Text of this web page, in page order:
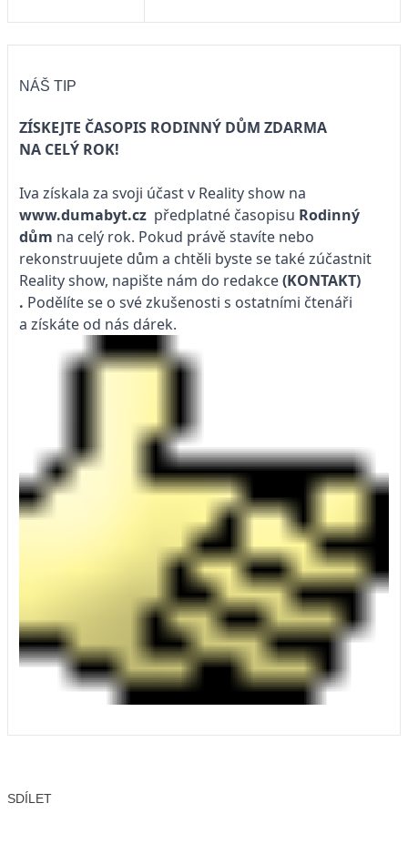
NÁŠ TIP
ZÍSKEJTE ČASOPIS RODINNÝ DŮM ZDARMA
NA CELÝ ROK!
Iva získala za svoji účast v Reality show na
www.dumabyt.cz předplatné časopisu Rodinný
dům na celý rok. Pokud právě stavíte nebo
rekonstruujete dům a chtěli byste se také zúčastnit
Reality show, napište nám do redakce(KONTAKT)
. Podělíte se o své zkušenosti s ostatními čtenáři
a získáte od nás dárek.
SDÍLET